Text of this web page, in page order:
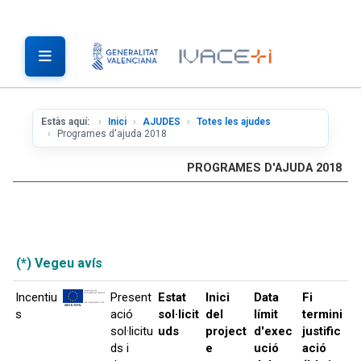
Estàs aquí: Inici AJUDES
Totes les ajudes
Programes d'ajuda 2018
PROGRAMES D'AJUDA 2018
(*) Vegeu avís
Incentiu
s
Present
ació
sol·licitu
ds i
Estat
sol·licit
uds
Inici
del
project
e
Data
límit
d'exec
ució
Fi
termini
justific
ació